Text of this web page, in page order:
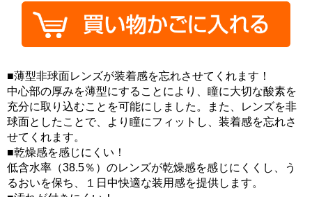
■薄型非球面レンズが装着感を忘れさせてくれます！
中心部の厚みを薄型にすることにより、瞳に大切な酸素を
充分に取り込むことを可能にしました。また、レンズを非
球面としたことで、より瞳にフィットし、装着感を忘れさ
せてくれます。
■乾燥感を感じにくい！
低含水率（38.5％）のレンズが乾燥感を感じにくくし、う
るおいを保ち、１日中快適な装用感を提供します。